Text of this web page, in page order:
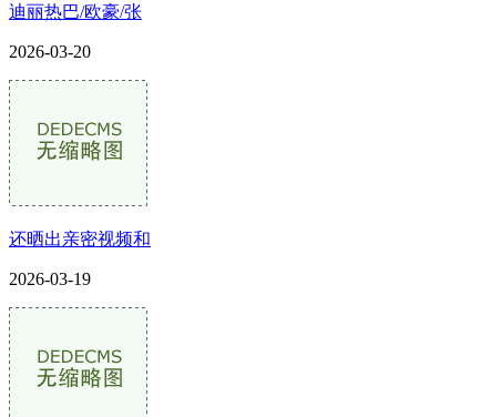
迪丽热巴/欧豪/张
2026-03-20
还晒出亲密视频和
2026-03-19